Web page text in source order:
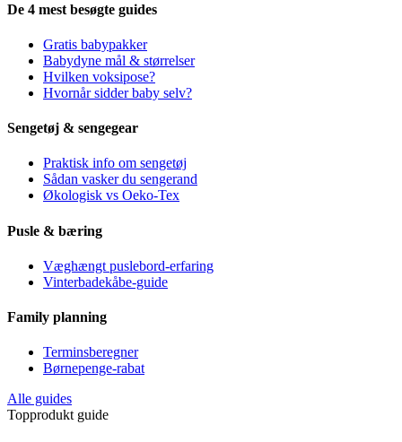
De 4 mest besøgte guides
Gratis babypakker
Babydyne mål & størrelser
Hvilken voksipose?
Hvornår sidder baby selv?
Sengetøj & sengegear
Praktisk info om sengetøj
Sådan vasker du sengerand
Økologisk vs Oeko-Tex
Pusle & bæring
Væghængt puslebord-erfaring
Vinterbadekåbe-guide
Family planning
Terminsberegner
Børnepenge-rabat
Alle guides
Topprodukt guide